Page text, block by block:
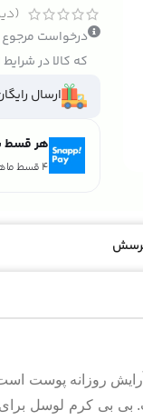
درخواست مرجوع
که کالا در
ارسال رایگان
هر قسط
4 قسط ماهانه. بدون سود، چک و ضامن.
روزانه پوست
معرفی شده است. بی بی